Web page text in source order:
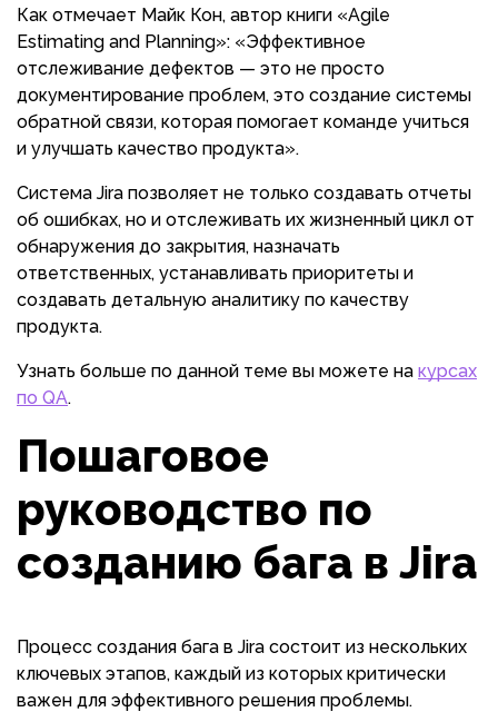
Как отмечает Майк Кон, автор книги «Agile
Estimating and Planning»: «Эффективное
отслеживание дефектов — это не просто
документирование проблем, это создание системы
обратной связи, которая помогает команде учиться
и улучшать качество продукта».
Система Jira позволяет не только создавать отчеты
об ошибках, но и отслеживать их жизненный цикл от
обнаружения до закрытия, назначать
ответственных, устанавливать приоритеты и
создавать детальную аналитику по качеству
продукта.
Узнать больше по данной теме вы можете на курсах
по QA.
Пошаговое
руководство по
созданию бага в Jira
Процесс создания бага в Jira состоит из нескольких
ключевых этапов, каждый из которых критически
важен для эффективного решения проблемы.